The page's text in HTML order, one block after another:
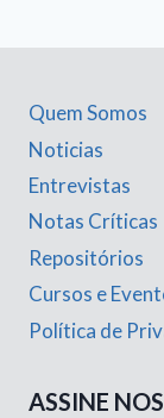
Quem Somos
Noticias
Entrevistas
Notas Críticas
Repositórios
Cursos e
Política de
ASSINE